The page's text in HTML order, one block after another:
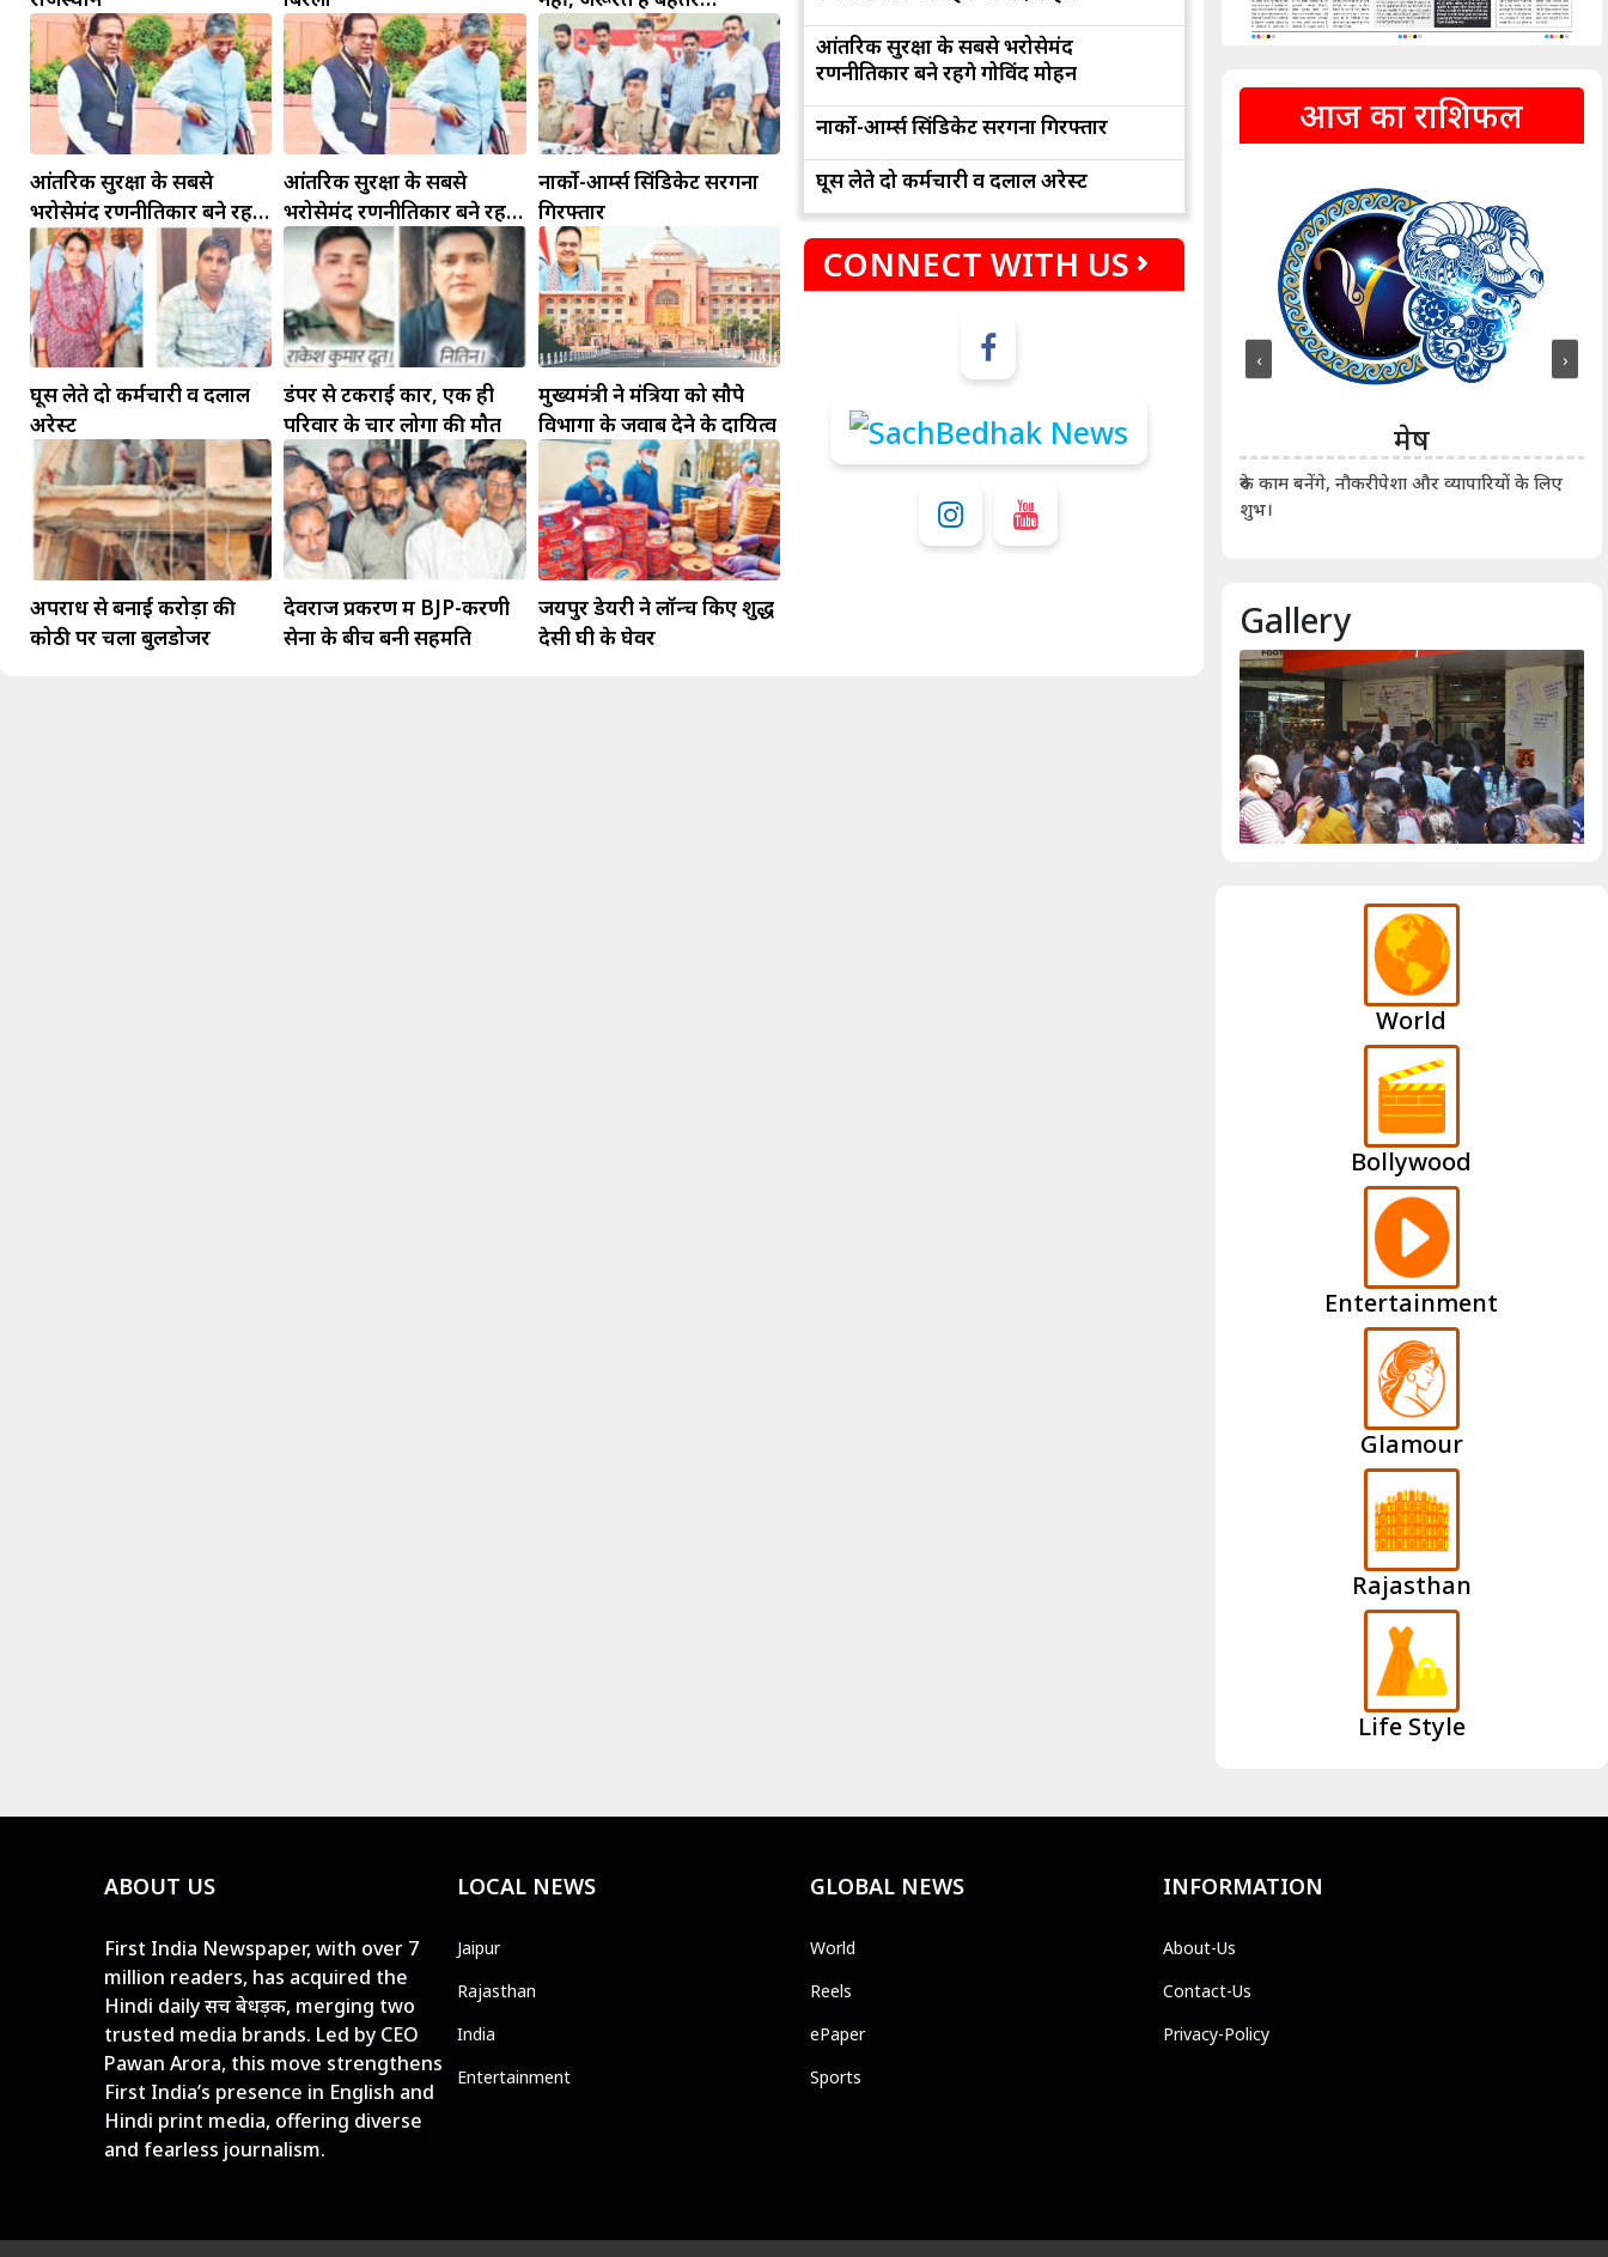
इंफ्रास्ट्रक्चर की
आंतरिक सुरक्षा के सबसे
भरोसेमंद रणनीतिकार बने रहेंगे
गोविंद मोहन
आंतरिक सुरक्षा के सबसे
भरोसेमंद रणनीतिकार बने रहेंगे
गोविंद मोहन
नार्को-आर्म्स सिंडिकेट सरगना
गिरफ्तार
घूस लेते दो कर्मचारी व दलाल
अरेस्ट
डंपर से टकराई कार, एक ही
परिवार के चार लोगों की मौत
मुख्यमंत्री ने मंत्रियों को सौपे
विभागों के जवाब देने के दायित्व
अपराध से बनाई करोड़ों की
कोठी पर चला बुलडोजर
देवराज प्रकरण में BJP-करणी
सेना के बीच बनी सहमति
जयपुर डेयरी ने लॉन्च किए शुद्ध
देसी घी के घेवर
आंतरिक सुरक्षा के सबसे भरोसेमंद
रणनीतिकार बने रहेंगे गोविंद मोहन
नार्को-आर्म्स सिंडिकेट सरगना गिरफ्तार
घूस लेते दो कर्मचारी व दलाल अरेस्ट
CONNECT WITH US
आज का राशिफल
धनु
बड़ी डील हाथ लग सकती
मकर
सुखद पलों की प्राप्ति होगी। फिजूल के खर्चे बढ़ेंगे,
सुख सुविधाओं में इजाफा होगा।
कुंभ
धनलाभ के अवसरों में वृद्धि के साथ अपनी योजनाओं
पर काम करते रहे।
संभलकर रहे, जल्दबाजी नहीं दिखाए। कानूनी वाद-
विवादों से बचे।
मेष
रुके काम बनेंगे, नौकरीपेशा और व्यापारियों के लिए
शुभ।
‹ ›
Gallery
World
Bollywood
Entertainment
Glamour
Rajasthan
Life Style
ABOUT US
First India Newspaper, with over 7
million readers, has acquired the
Hindi daily सच बेधड़क, merging two
trusted media brands. Led by CEO
Pawan Arora, this move strengthens
First India’s presence in English and
Hindi print media, offering diverse
and fearless journalism.
LOCAL NEWS
Jaipur
Rajasthan
India
Entertainment
GLOBAL NEWS
World
Reels
ePaper
Sports
INFORMATION
About-Us
Contact-Us
Privacy-Policy